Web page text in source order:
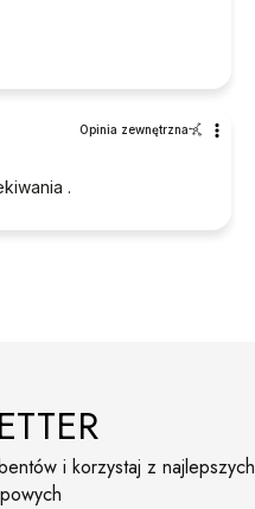
Opinia zewnętrzna
.
i korzystaj z najlepszych